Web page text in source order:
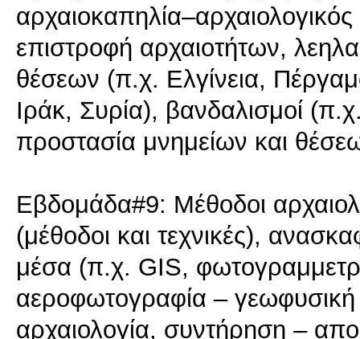
επιστροφή αρχαιοτήτων,
θέσεων (π.χ. Ελγίνεια,
Ιράκ, Συρία), βανδαλισμοί
προστασία μνημείων και
Εβδομάδα#9: Μέθοδοι
(μέθοδοι και τεχνικές),
μέσα (π.χ. GIS,
αεροφωτογραφία –
αρχαιολογία, συντήρηση –